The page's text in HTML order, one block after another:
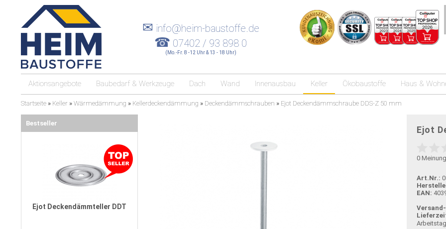
✉ info@heim-baustoffe.de
☎ 07402 / 93 898 0
(Mo.-Fr. 8 -12 Uhr & 13 - 18 Uhr)
Aktionsangebote Baubedarf & Werkzeuge Dach Wand Innenausbau Keller Ökobaustoffe Haus &
Startseite » Keller » Wärmedämmung » Kellerdeckendämmung » Deckendämmschrauben » Ejot Deckendämmschraube DDS-Z 50 mm
Ejot
0
Art.Nr.:
EAN:
Bestseller
Ejot Deckendämmteller DDT